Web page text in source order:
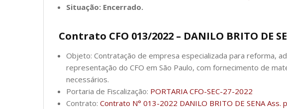
Situação: Encerrado.
Contrato CFO 013/2022 – DANILO BRITO DE
Objeto: Contratação de empresa especializada para reforma,
representação do CFO em São Paulo, com fornecimento de
necessários.
Portaria de Fiscalização: PORTARIA CFO-SEC-27-2022
Contrato: Contrato N° 013-2022 DANILO BRITO DE SENA Ass.